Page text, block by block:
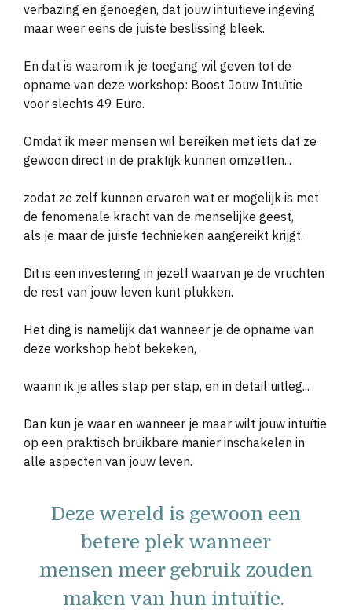
verbazing en genoegen, dat jouw intuïtieve ingeving
maar weer eens de juiste beslissing bleek.
En dat is waarom ik je toegang wil geven tot de
opname van deze workshop: Boost Jouw Intuïtie
voor slechts 49 Euro.
Omdat ik meer mensen wil bereiken met iets dat ze
gewoon direct in de praktijk kunnen omzetten...
zodat ze zelf kunnen ervaren wat er mogelijk is met
de fenomenale kracht van de menselijke geest,
als je maar de juiste technieken aangereikt krijgt.
Dit is een investering in jezelf waarvan je de vruchten
de rest van jouw leven kunt plukken.
Het ding is namelijk dat wanneer je de opname van
deze workshop hebt bekeken,
waarin ik je alles stap per stap, en in detail uitleg...
Dan kun je waar en wanneer je maar wilt jouw intuïtie
op een praktisch bruikbare manier inschakelen in
alle aspecten van jouw leven.
Deze wereld is gewoon een
betere plek wanneer
mensen meer gebruik zouden
maken van hun intuïtie.